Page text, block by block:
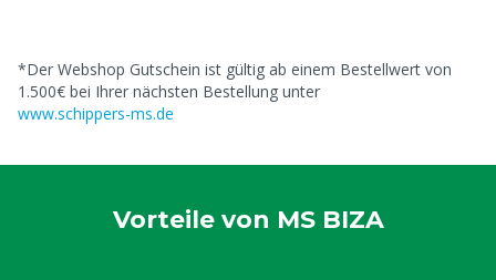
*Der Webshop Gutschein ist gültig ab einem Bestellwert von
1.500€ bei Ihrer nächsten Bestellung unter
www.schippers-ms.de
Vorteile von MS BIZA